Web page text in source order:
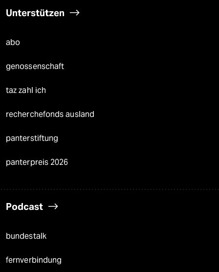
Unterstützen
abo
genossenschaft
taz zahl ich
recherchefonds ausland
panterstiftung
panterpreis 2026
Podcast
bundestalk
fernverbindung